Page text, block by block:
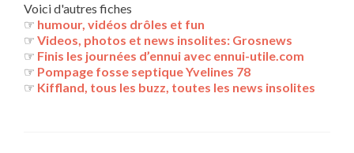
Voici d'autres fiches
☞ humour, vidéos drôles et fun
☞ Videos, photos et news insolites: Grosnews
☞ Finis les journées d’ennui avec ennui-utile.com
☞ Pompage fosse septique Yvelines 78
☞ Kiffland, tous les buzz, toutes les news insolites